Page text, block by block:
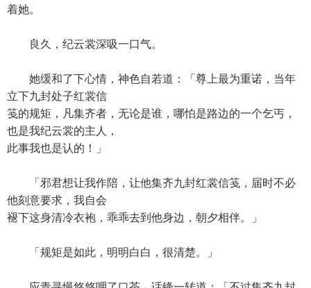
着她。
良久，纪云裳深吸一口气。
她缓和了下心情，神色自若道：「尊上最为重诺，当年
立下九封处子红裳信
笺的规矩，凡集齐者，无论是谁，哪怕是路边的一个乞丐，
也是我纪云裳的主人，
此事我也是认的！」
「邪君想让我作陪，让他集齐九封红裳信笺，届时不必
他刻意要求，我自会
褪下这身清冷衣袍，乖乖去到他身边，朝夕相伴。」
「规矩是如此，明明白白，很清楚。」